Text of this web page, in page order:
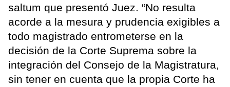
saltum que presentó Juez. “No resulta
acorde a la mesura y prudencia exigibles a
todo magistrado entrometerse en la
decisión de la Corte Suprema sobre la
integración del Consejo de la Magistratura,
sin tener en cuenta que la propia Corte ha